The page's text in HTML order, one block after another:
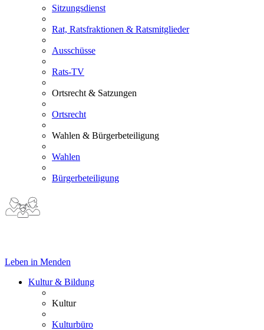
Sitzungsdienst
Rat, Ratsfraktionen & Ratsmitglieder
Ausschüsse
Rats-TV
Ortsrecht & Satzungen
Ortsrecht
Wahlen & Bürgerbeteiligung
Wahlen
Bürgerbeteiligung
Leben in Menden
Kultur & Bildung
Kultur
Kulturbüro